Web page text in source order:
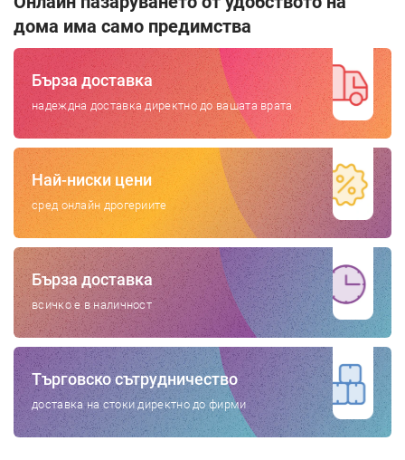
Бърза доставка
надеждна доставка директно до вашата врата
Най-ниски цени
сред онлайн дрогериите
Бърза доставка
всичко е в наличност
Търговско сътрудничество
доставка на стоки директно до фирми